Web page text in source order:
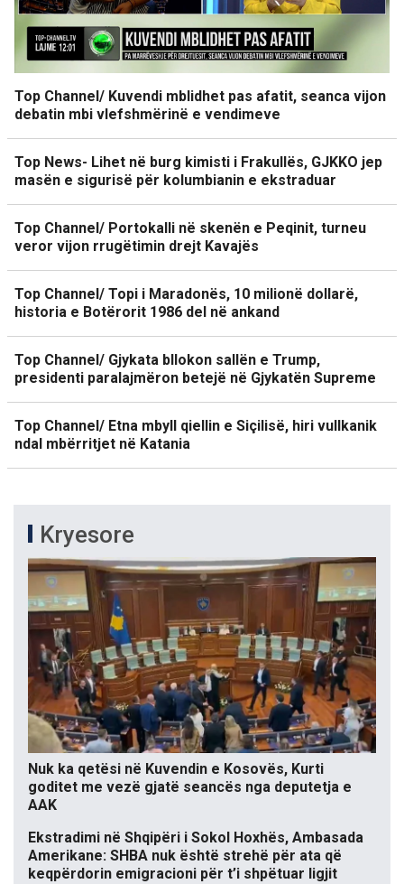
Top Channel/ Kuvendi mblidhet pas afatit, seanca vijon
debatin mbi vlefshmërinë e vendimeve
Top News- Lihet në burg kimisti i Frakullës, GJKKO jep
masën e sigurisë për kolumbianin e ekstraduar
Top Channel/ Portokalli në skenën e Peqinit, turneu
veror vijon rrugëtimin drejt Kavajës
Top Channel/ Topi i Maradonës, 10 milionë dollarë,
historia e Botërorit 1986 del në ankand
Top Channel/ Gjykata bllokon sallën e Trump,
presidenti paralajmëron betejë në Gjykatën Supreme
Top Channel/ Etna mbyll qiellin e Siçilisë, hiri vullkanik
ndal mbërritjet në Katania
Kryesore
Nuk ka qetësi në Kuvendin e Kosovës, Kurti
goditet me vezë gjatë seancës nga deputetja e
AAK
Ekstradimi në Shqipëri i Sokol Hoxhës, Ambasada
Amerikane: SHBA nuk është strehë për ata që
keqpërdorin emigracioni për t’i shpëtuar ligjit